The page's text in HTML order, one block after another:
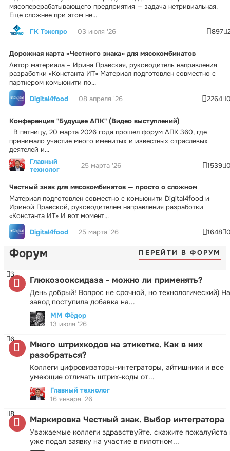
мясоперерабатывающего предприятия — задача нетривиальная.
Еще сложнее при этом не...
ГК Тэкспро
03 июля '26 897
Дорожная карта «Честного знака» для мясокомбинатов
Автор материала – Ирина Правская, руководитель направления
разработки «Константа ИТ» Материал подготовлен совместно с
партнером комьюнити по...
Digital4food
08 апреля '26 2264
Конференция "Будущее АПК" (Видео выступлений)
В пятницу, 20 марта 2026 года прошел форум АПК 360, где
принимало участие много именитых и известных отраслевых
деятелей и...
Главный
технолог
25 марта '26 1539
Честный знак для мясокомбинатов — просто о сложном
Материал подготовлен совместно с комьюнити Digital4food и
Ириной Правской, руководителем направления разработки
«Константа ИТ» И вот момент...
Digital4food
25 марта '26 1648
Форум ПЕРЕЙТИ В ФОРУМ
Глюкозооксидаза - можно ли применять?
День добрый! Вопрос не срочной, но технологический) На
завод поступила добавка на...
3
ММ Фёдор
13 июля '26
Много штрихкодов на этикетке. Как в них
разобраться?
Коллеги цифровизаторы-интеграторы, айтишники и все
умеющие отличать штрих-коды от...
6
Главный технолог
16 января '26
Маркировка Честный знак. Выбор интегратора
Уважаемые коллеги здравствуйте. скажите пожалуйста
уже подал заявку на участие в пилотном...
8